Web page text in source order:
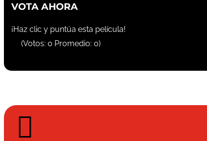
VOTA AHORA
¡Haz clic y puntúa esta película!
(Votos: 0 Promedio: 0)
